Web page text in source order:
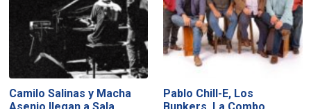
Camilo Salinas y Macha
Pablo Chill-E, Los